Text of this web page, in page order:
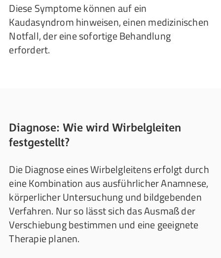
Diese Symptome können auf ein
Kaudasyndrom hinweisen, einen medizinischen
Notfall, der eine sofortige Behandlung
erfordert.
Diagnose: Wie wird Wirbelgleiten
festgestellt?
Die Diagnose eines Wirbelgleitens erfolgt durch
eine Kombination aus ausführlicher Anamnese,
körperlicher Untersuchung und bildgebenden
Verfahren. Nur so lässt sich das Ausmaß der
Verschiebung bestimmen und eine geeignete
Therapie planen.